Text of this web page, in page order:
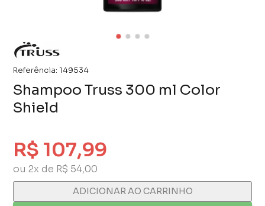
Referência: 149534
Shampoo Truss 300 ml Color
Shield
R$ 107,99
ou 2x de R$ 54,00
ADICIONAR AO CARRINHO